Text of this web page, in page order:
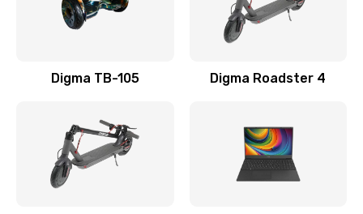
Замена USB порта
Digma TB-105 Digma Roadster 4